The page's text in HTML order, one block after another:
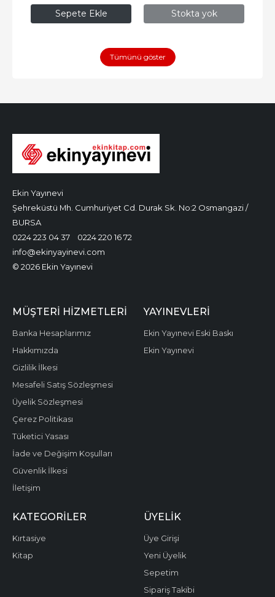
Sepete Ekle Stokta yok
Tümünü göster
Ekin Yayınevi
Şehreküstü Mh. Cumhuriyet Cd. Durak Sk. No:2 Osmangazi /
BURSA
0224 223 04 37
0224 220 16 72
info@ekinyayinevi.com
© 2026 Ekin Yayınevi
MÜŞTERI HIZMETLERI
Banka Hesaplarımız
Hakkımızda
Gizlilik İlkesi
Mesafeli Satış Sözleşmesi
Üyelik Sözleşmesi
Çerez Politikası
Tüketici Yasası
İade ve Değişim Koşulları
Güvenlik İlkesi
İletişim
YAYINEVLERI
Ekin Yayınevi Eski Baskı
Ekin Yayınevi
KATEGORILER
Kırtasiye
Kitap
ÜYELIK
Üye Girişi
Yeni Üyelik
Sepetim
Sipariş Takibi